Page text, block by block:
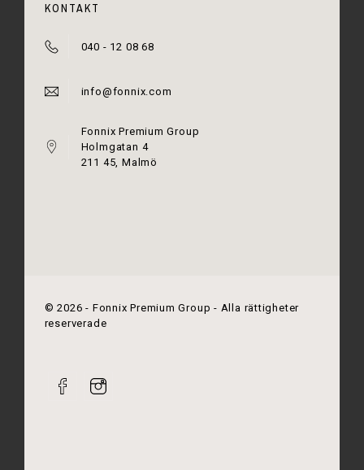
KONTAKT
040 - 12 08 68
info@fonnix.com
Fonnix Premium Group
Holmgatan 4
211 45, Malmö
©2026 - Fonnix Premium Group - Alla rättigheter
reserverade